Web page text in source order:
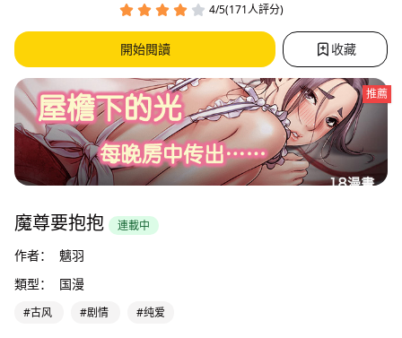
4/5(171人評分)
開始閱讀 收藏
推薦
魔尊要抱抱 連載中
作者：
魑羽
類型：
国漫
#古风 #剧情 #纯爱